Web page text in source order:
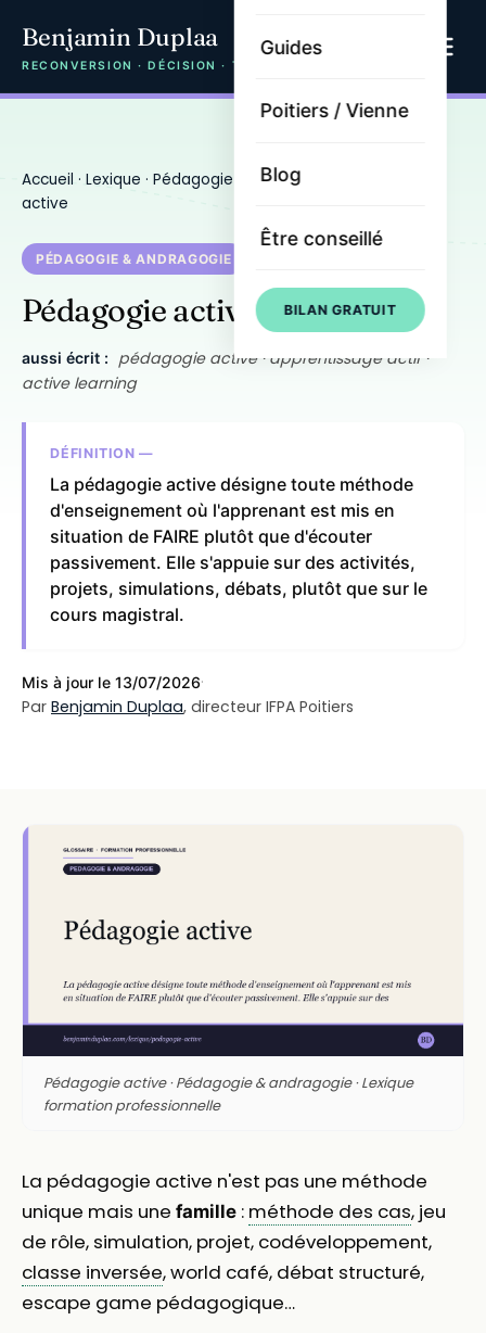
Benjamin Duplaa
RECONVERSION · DÉCISION · TRAJECTOIRE
Guides
Poitiers / Vienne
Blog
Être conseillé
BILAN GRATUIT
Accueil · Lexique · Pédagogie & andragogie
active
PÉDAGOGIE & ANDRAGOGIE
Pédagogie active
aussi écrit :
pédagogie active · apprentissage actif ·
active learning
DÉFINITION —
La pédagogie active désigne toute méthode
d'enseignement où l'apprenant est mis en
situation de FAIRE plutôt que d'écouter
passivement. Elle s'appuie sur des activités,
projets, simulations, débats, plutôt que sur le
cours magistral.
Mis à jour le 13/07/2026·
Par Benjamin Duplaa, directeur IFPA Poitiers
Pédagogie active · Pédagogie & andragogie · Lexique
formation professionnelle
La pédagogie active n'est pas une méthode
unique mais une famille : méthode des cas, jeu
de rôle, simulation, projet, codéveloppement,
classe inversée, world café, débat structuré,
escape game pédagogique…